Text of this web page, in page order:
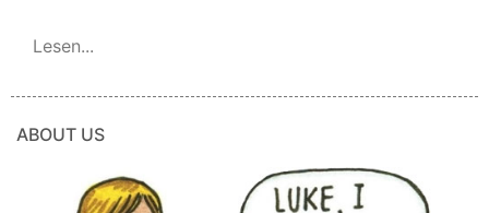
Lesen...
ABOUT US